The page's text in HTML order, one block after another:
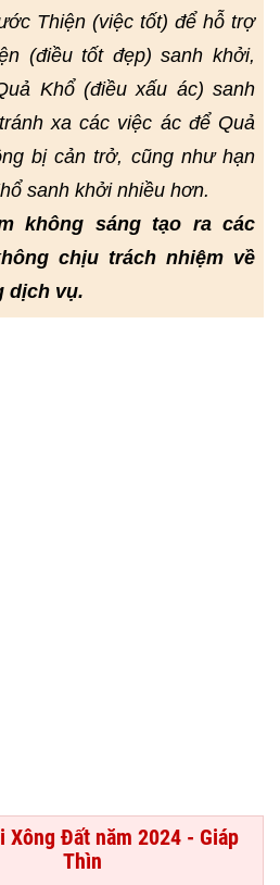
Thiện (việc tốt) để hỗ trợ
(điều tốt đẹp) sanh khởi,
Khổ (điều xấu ác) sanh
xa các việc ác để Quả
bị cản trở, cũng như hạn
sanh khởi nhiều hơn.
không sáng tạo ra các
chịu trách nhiệm về
dịch vụ.
Xông Đất năm 2024 - Giáp
Thìn